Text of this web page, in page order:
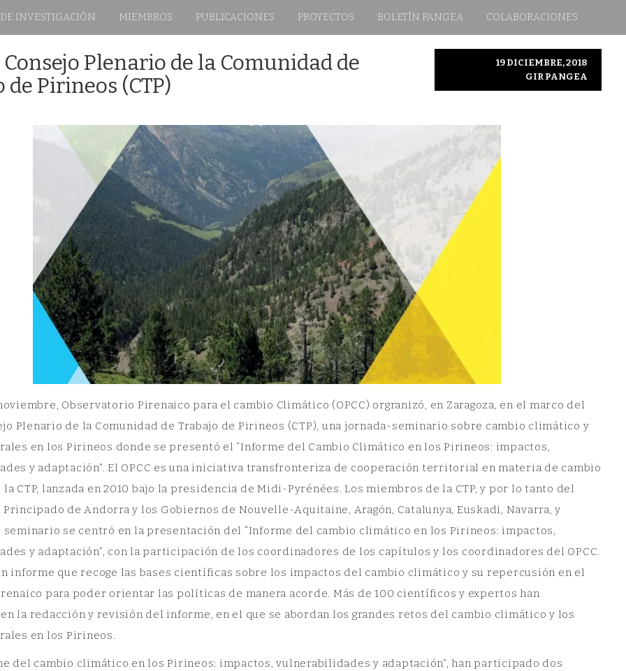
INVESTIGACIÓN MIEMBROS PUBLICACIONES PROYECTOS BOLETÍN PANGEA COLABORACIONES
Plenario de la Comunidad de
de Pirineos (CTP)
19 DICIEMBRE, 2018
GIR PANGEA
Observatorio Pirenaico para el cambio Climático (OPCC) orgranizó, en Zaragoza, en el marco del
Plenario de la Comunidad de Trabajo de Pirineos (CTP), una jornada-seminario sobre cambio climático y
en los Pirineos donde se presentó el “Informe del Cambio Climático en los Pirineos: impactos,
y adaptación”. El OPCC es una iniciativa transfronteriza de cooperación territorial en materia de cambio
CTP, lanzada en 2010 bajo la presidencia de Midi-Pyrénées. Los miembros de la CTP, y por lo tanto del
Principado de Andorra y los Gobiernos de Nouvelle-Aquitaine, Aragón, Catalunya, Euskadi, Navarra, y
seminario se centró en la presentación del “Informe del cambio climático en los Pirineos: impactos,
y adaptación”, con la participación de los coordinadores de los capítulos y los coordinadores del OPCC.
informe que recoge las bases científicas sobre los impactos del cambio climático y su repercusión en el
para poder orientar las políticas de manera acorde. Más de 100 científicos y expertos han
la redacción y revisión del informe, en el que se abordan los grandes retos del cambio climático y los
en los Pirineos.
del cambio climático en los Pirineos: impactos, vulnerabilidades y adaptación”, han participado dos